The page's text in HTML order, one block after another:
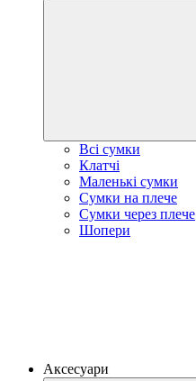
Всі сумки
Клатчі
Маленькі сумки
Сумки на плече
Сумки через плече
Шопери
Аксесуари